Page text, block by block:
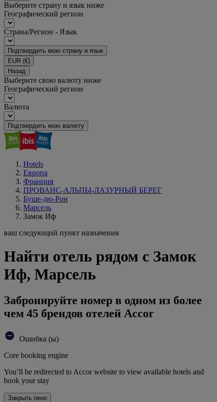
Выберите страну и язык ниже
Географический регион
Страна/Регион - Язык
Подтвердить мою страну и язык
EUR (€)
Назад
Выберите свою валюту ниже
Географический регион
Валюта
Подтвердить мою валюту
Hotels
Европа
Франция
ПРОВАНС-АЛЬПЫ-ЛАЗУРНЫЙ БЕРЕГ
Буше-дю-Рон
Марсель
Замок Иф
ваш следующий пункт назначения
Найти отель рядом с Замок
Иф, Марсель
Забронируйте номер в одном из более
чем 45 брендов отелей Accor
Ошибка (ы)
Core booking engine
You’ll be redirected to Accor website to view available hotels and
book your stay
Закрыть окно